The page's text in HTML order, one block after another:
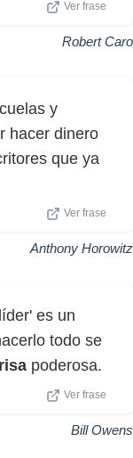
Ver frase
Robert Caro
y
hacer dinero
que ya
Ver frase
Anthony Horowitz
es un
todo se
poderosa.
Ver frase
Bill Owens